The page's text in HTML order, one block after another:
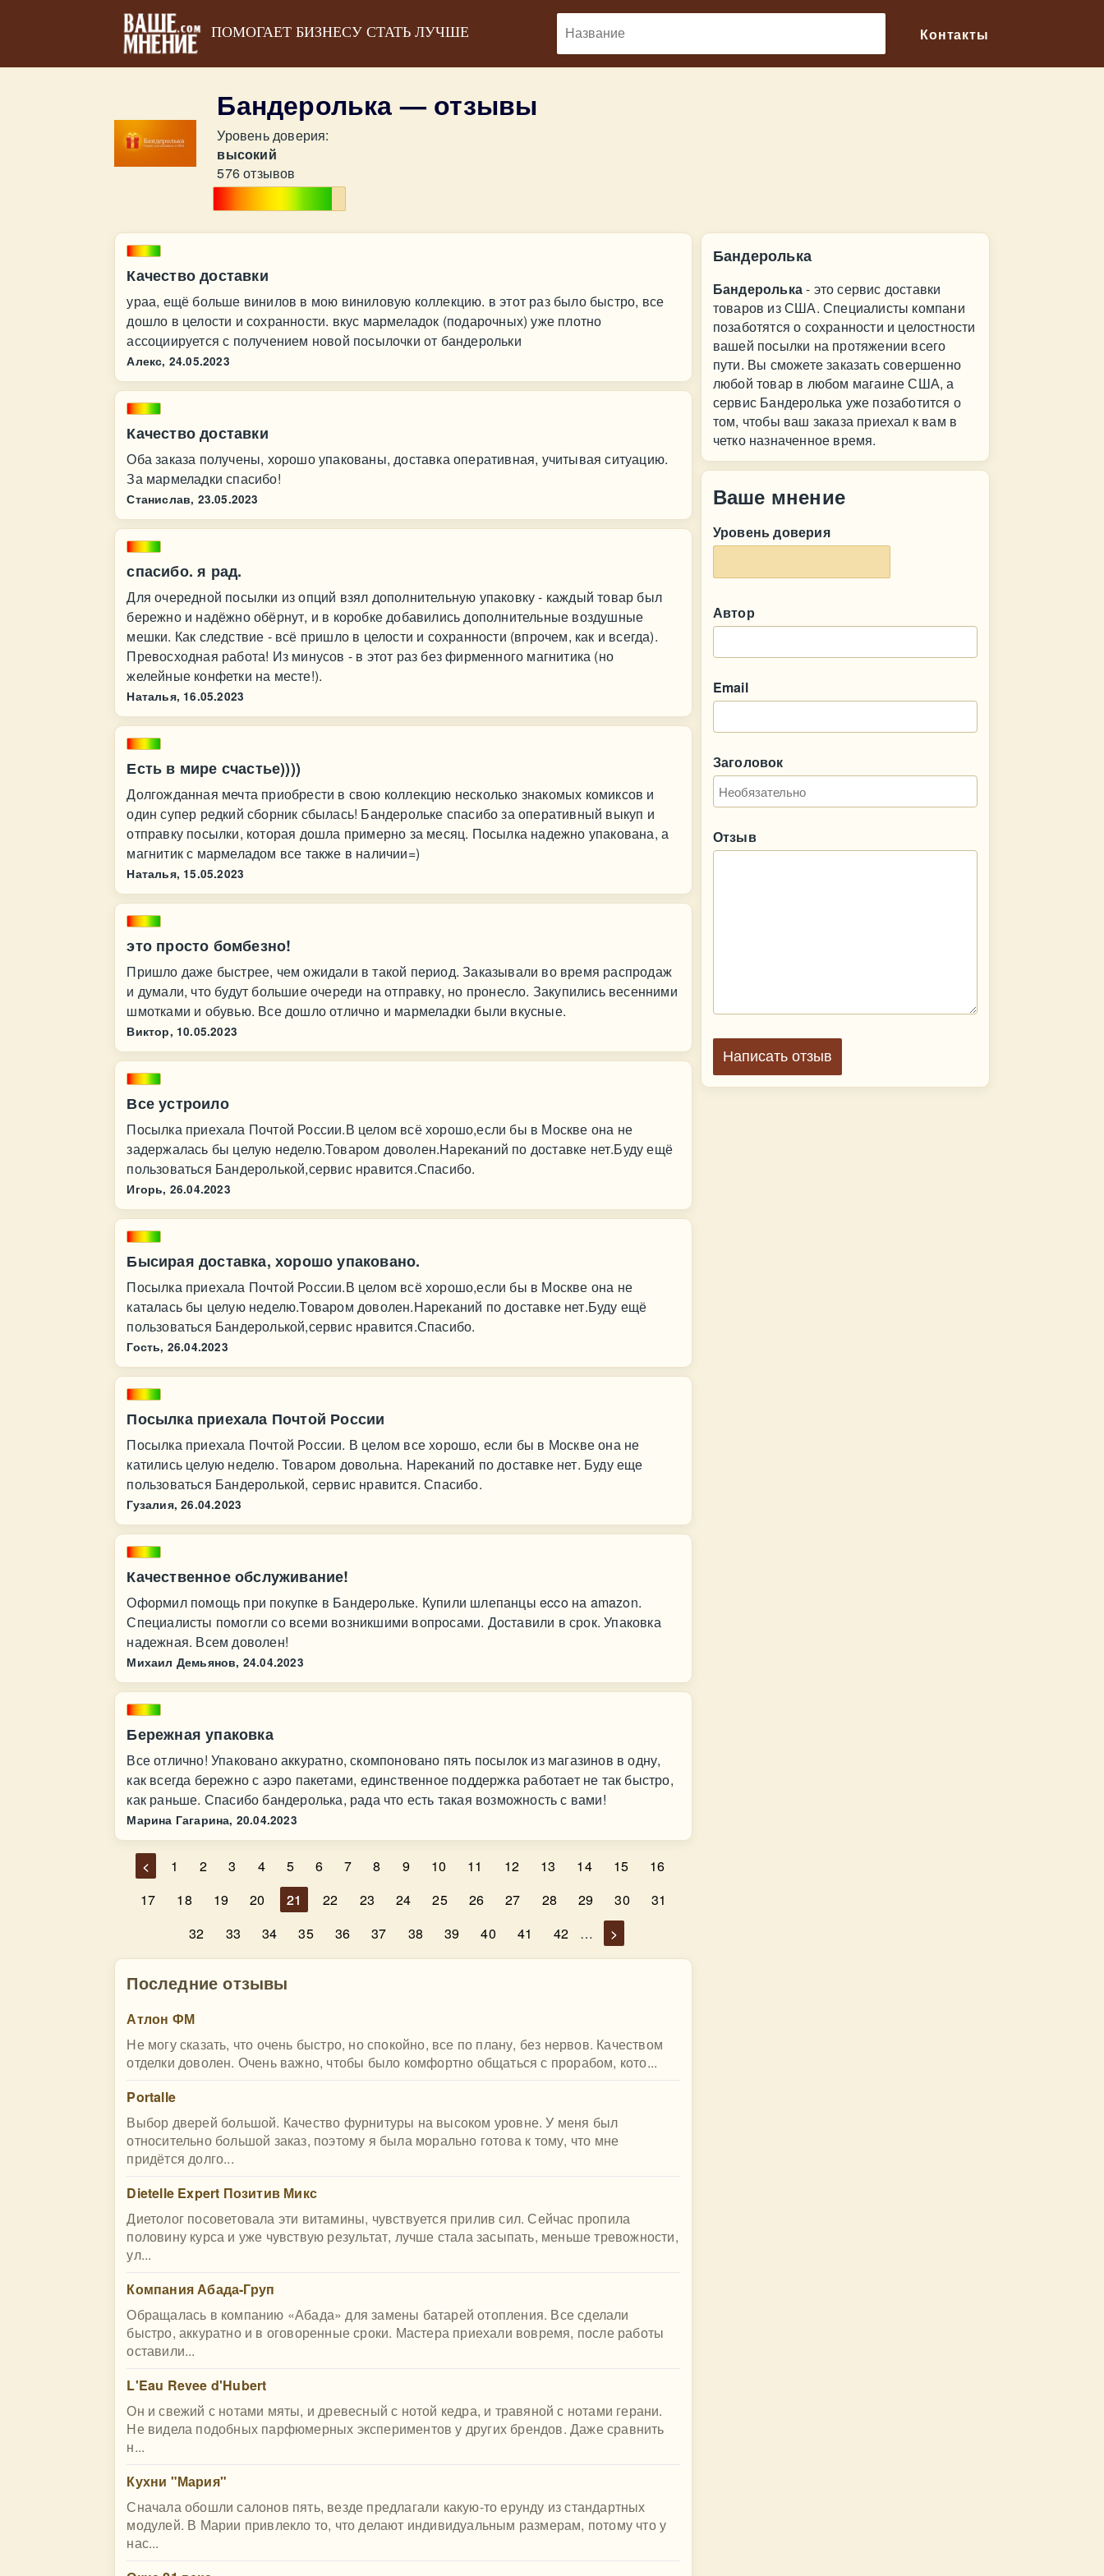
ПОМОГАЕТ БИЗНЕСУ СТАТЬ ЛУЧШЕ Контакты
Бандеролька — отзывы
Уровень доверия:
высокий
576 отзывов
Качество доставки
ураа, ещё больше винилов в мою виниловую коллекцию. в этот раз было быстро, все
дошло в целости и сохранности. вкус мармеладок (подарочных) уже плотно
ассоциируется с получением новой посылочки от бандерольки
Алекс, 24.05.2023
Качество доставки
Оба заказа получены, хорошо упакованы, доставка оперативная, учитывая ситуацию.
За мармеладки спасибо!
Станислав, 23.05.2023
спасибо. я рад.
Для очередной посылки из опций взял дополнительную упаковку - каждый товар был
бережно и надёжно обёрнут, и в коробке добавились дополнительные воздушные
мешки. Как следствие - всё пришло в целости и сохранности (впрочем, как и всегда).
Превосходная работа! Из минусов - в этот раз без фирменного магнитика (но
желейные конфетки на месте!).
Наталья, 16.05.2023
Есть в мире счастье))))
Долгожданная мечта приобрести в свою коллекцию несколько знакомых комиксов и
один супер редкий сборник сбылась! Бандерольке спасибо за оперативный выкуп и
отправку посылки, которая дошла примерно за месяц. Посылка надежно упакована, а
магнитик с мармеладом все также в наличии=)
Наталья, 15.05.2023
это просто бомбезно!
Пришло даже быстрее, чем ожидали в такой период. Заказывали во время распродаж
и думали, что будут большие очереди на отправку, но пронесло. Закупились весенними
шмотками и обувью. Все дошло отлично и мармеладки были вкусные.
Виктор, 10.05.2023
Все устроило
Посылка приехала Почтой России.В целом всё хорошо,если бы в Москве она не
задержалась бы целую неделю.Товаром доволен.Нареканий по доставке нет.Буду ещё
пользоваться Бандеролькой,сервис нравится.Спасибо.
Игорь, 26.04.2023
Бысирая доставка, хорошо упаковано.
Посылка приехала Почтой России.В целом всё хорошо,если бы в Москве она не
каталась бы целую неделю.Товаром доволен.Нареканий по доставке нет.Буду ещё
пользоваться Бандеролькой,сервис нравится.Спасибо.
Гость, 26.04.2023
Посылка приехала Почтой России
Посылка приехала Почтой России. В целом все хорошо, если бы в Москве она не
катились целую неделю. Товаром довольна. Нареканий по доставке нет. Буду еще
пользоваться Бандеролькой, сервис нравится. Спасибо.
Гузалия, 26.04.2023
Качественное обслуживание!
Оформил помощь при покупке в Бандерольке. Купили шлепанцы ecco на amazon.
Специалисты помогли со всеми возникшими вопросами. Доставили в срок. Упаковка
надежная. Всем доволен!
Михаил Демьянов, 24.04.2023
Бережная упаковка
Все отлично! Упаковано аккуратно, скомпоновано пять посылок из магазинов в одну,
как всегда бережно с аэро пакетами, единственное поддержка работает не так быстро,
как раньше. Спасибо бандеролька, рада что есть такая возможность с вами!
Марина Гагарина, 20.04.2023
< 1 2 3 4 5 6 7 8 9 10 11 12 13 14 15
16
17
18 19 20 21 22 23 24 25 26 27 28 29 30
31
32
33 34 35 36 37 38 39 40 41 42 … >
Последние отзывы
Атлон ФМ
Не могу сказать, что очень быстро, но спокойно, все по плану, без нервов. Качеством
отделки доволен. Очень важно, чтобы было комфортно общаться с прорабом, кото...
Portalle
Выбор дверей большой. Качество фурнитуры на высоком уровне. У меня был
относительно большой заказ, поэтому я была морально готова к тому, что мне
придётся долго...
Dietelle Expert Позитив Микс
Диетолог посоветовала эти витамины, чувствуется прилив сил. Сейчас пропила
половину курса и уже чувствую результат, лучше стала засыпать, меньше тревожности,
ул...
Компания Абада-Груп
Обращалась в компанию «Абада» для замены батарей отопления. Все сделали
быстро, аккуратно и в оговоренные сроки. Мастера приехали вовремя, после работы
оставили...
L'Eau Revee d'Hubert
Он и свежий с нотами мяты, и древесный с нотой кедра, и травяной с нотами герани.
Не видела подобных парфюмерных экспериментов у других брендов. Даже сравнить
н...
Кухни "Мария"
Сначала обошли салонов пять, везде предлагали какую-то ерунду из стандартных
модулей. В Марии привлекло то, что делают индивидуальным размерам, потому что у
нас...
Бандеролька
Бандеролька- это сервис доставки
товаров из США. Специалисты компани
позаботятся о сохранности и целостности
вашей посылки на протяжении всего
пути. Вы сможете заказать совершенно
любой товар в любом магаине США, а
сервис Бандеролька уже позаботится о
том, чтобы ваш заказа приехал к вам в
четко назначенное время.
Ваше мнение
Уровень доверия
Автор
Email
Заголовок
Отзыв
Написать отзыв